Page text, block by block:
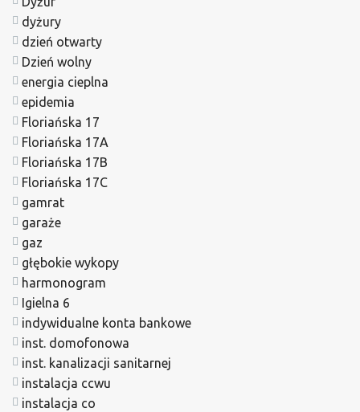
dyżury
dzień otwarty
Dzień wolny
energia cieplna
epidemia
Floriańska 17
Floriańska 17A
Floriańska 17B
Floriańska 17C
gamrat
garaże
gaz
głębokie wykopy
harmonogram
Igielna 6
indywidualne konta bankowe
inst. domofonowa
inst. kanalizacji sanitarnej
instalacja ccwu
instalacja co